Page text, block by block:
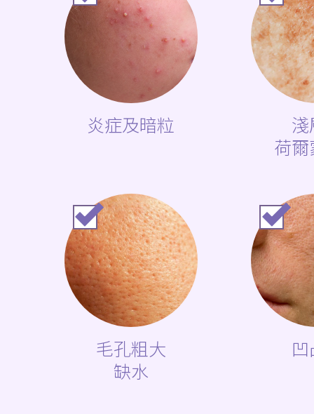
Thermage
冷凍溶脂
凹凸洞治療
炎症及暗粒
荷
毛孔粗大
缺水